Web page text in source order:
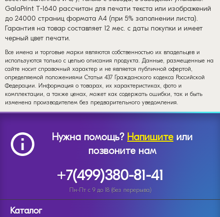
GalaPrint T-1640 рассчитан для печати текста или изображений
до 24000 страниц формата А4 (при 5% заполнении листа).
Гарантия на товар составляет 12 мес. с даты покупки и имеет
черный цвет печати.
Все имена и торговые марки являются собственностью их владельцев и
используются только с целью описания продукта. Данные, размещенные на
сайте носит справочный характер и не является публичной офертой,
определяемой положениями Статьи 437 Гражданского кодекса Российской
Федерации. Информация о товарах, их характеристиках, фото и
комплектации, а также ценах, может как содержать ошибки, так и быть
изменена производителем без предварительного уведомления.
Нужна помощь? Напишите или
позвоните нам
+7(499)380-81-41
Пн-Пт с 9 до 18 (без перерыва)
Каталог